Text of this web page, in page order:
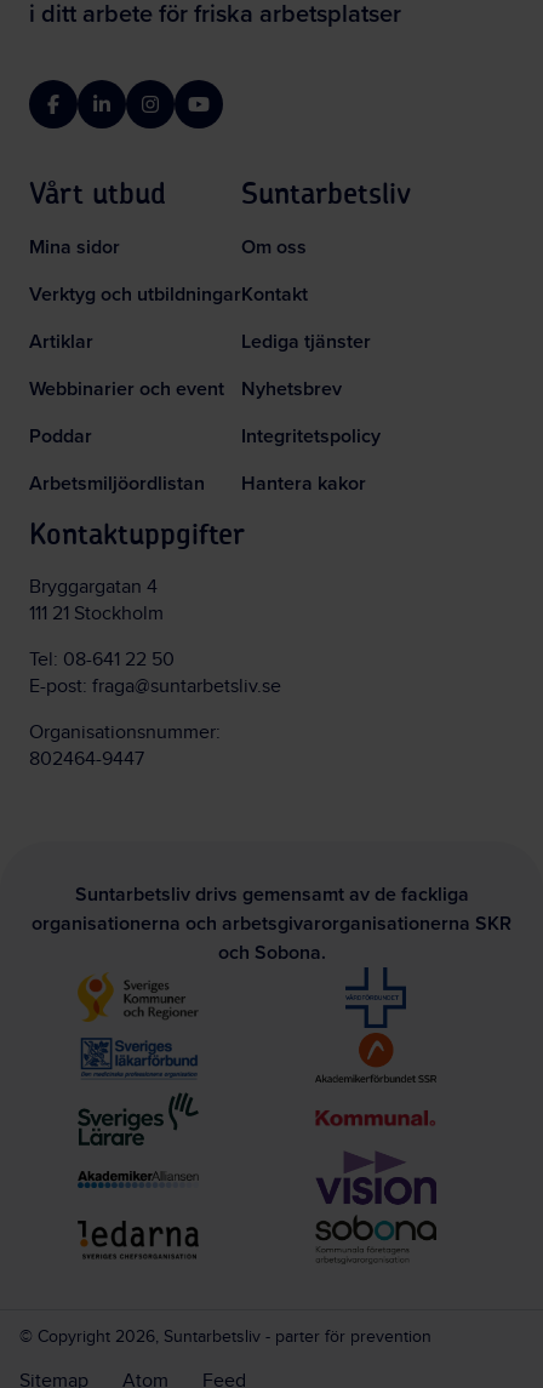
i ditt arbete för friska arbetsplatser
FacebookLinkedInInstagramYouTube
Vårt utbud
Mina sidor
Verktyg och utbildningar
Artiklar
Webbinarier och event
Poddar
Arbetsmiljöordlistan
Suntarbetsliv
Om oss
Kontakt
Lediga tjänster
Nyhetsbrev
Integritetspolicy
Hantera kakor
Kontaktuppgifter
Bryggargatan 4
111 21 Stockholm
Tel: 08-641 22 50
E-post: fraga@suntarbetsliv.se
Organisationsnummer:
802464-9447
Suntarbetsliv drivs gemensamt av de fackliga
organisationerna och arbetsgivarorganisationerna SKR
och Sobona.
© Copyright 2026, Suntarbetsliv - parter för prevention
Sitemap Atom Feed